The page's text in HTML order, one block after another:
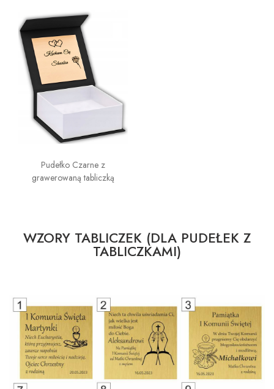
Pudełko Czarne z
grawerowaną tabliczką
WZORY TABLICZEK (DLA PUDEŁEK Z
TABLICZKAMI)